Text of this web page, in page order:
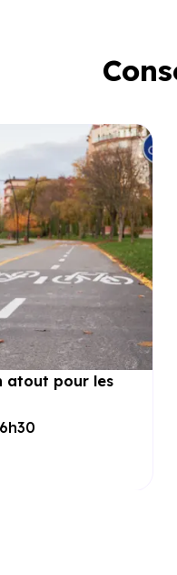
atout pour les